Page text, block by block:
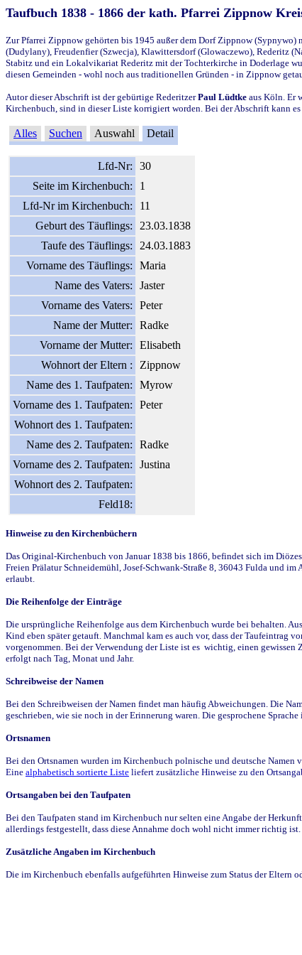
Taufbuch 1838 - 1866 der kath. Pfarrei Zippnow
Zur Pfarrei Zippnow gehörten bis 1945 außer dem Dorf Zippnow
(Dudylany), Freudenfier (Szwecja), Klawittersdorf (Glowaczewo), Rederitz
Stabitz und ein Lokalvikariat Rederitz mit der Tochterkirche in Doderlage
diesen Gemeinden - wohl noch aus traditionellen Gründen - in Zippnow
Autor dieser Abschrift ist der gebürtige RederitzerPaul Lüdtke aus Köln. Er
Kirchenbuch, sind in dieser Liste korrigiert worden. Bei der Abschrift kann
Alles Suchen Auswahl Detail
Lfd-Nr:
30
Seite im Kirchenbuch:
1
Lfd-Nr im Kirchenbuch:
11
Geburt des Täuflings:
23.03.1838
Taufe des Täuflings:
24.03.1883
Vorname des Täuflings:
Maria
Name des Vaters:
Jaster
Vorname des Vaters:
Peter
Name der Mutter:
Radke
Vorname der Mutter:
Elisabeth
Wohnort der Eltern :
Zippnow
Name des 1. Taufpaten:
Myrow
Vorname des 1. Taufpaten:
Peter
Wohnort des 1. Taufpaten:
Name des 2. Taufpaten:
Radke
Vorname des 2. Taufpaten:
Justina
Wohnort des 2. Taufpaten:
Feld18:
Hinweise zu den Kirchenbüchern
Das Original-Kirchenbuch von Januar 1838 bis 1866, befindet sich im
Freien Prälatur Schneidemühl, Josef-Schwank-Straße 8, 36043 Fulda und
erlaubt.
Die Reihenfolge der Einträge
Die ursprüngliche Reihenfolge aus dem Kirchenbuch wurde bei behalten.
Kind eben später getauft. Manchmal kam es auch vor, dass der Taufeintrag
vorgenommen. Bei der Verwendung der Liste ist es wichtig, einen
erfolgt nach Tag, Monat und Jahr.
Schreibweise der Namen
Bei den Schreibweisen der Namen findet man häufig Abweichungen. Die
geschrieben, wie sie noch in der Erinnerung waren. Die gesprochene
Ortsnamen
Bei den Ortsnamen wurden im Kirchenbuch polnische und deutsche Namen
Eine alphabetisch sortierte Liste liefert zusätzliche Hinweise zu den
Ortsangaben bei den Taufpaten
Bei den Taufpaten stand im Kirchenbuch nur selten eine Angabe der
allerdings festgestellt, dass diese Annahme doch wohl nicht immer richtig
Zusätzliche Angaben im Kirchenbuch
Die im Kirchenbuch ebenfalls aufgeführten Hinweise zum Status der Eltern